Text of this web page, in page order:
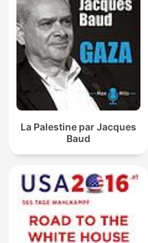
La Palestine par Jacques
Baud